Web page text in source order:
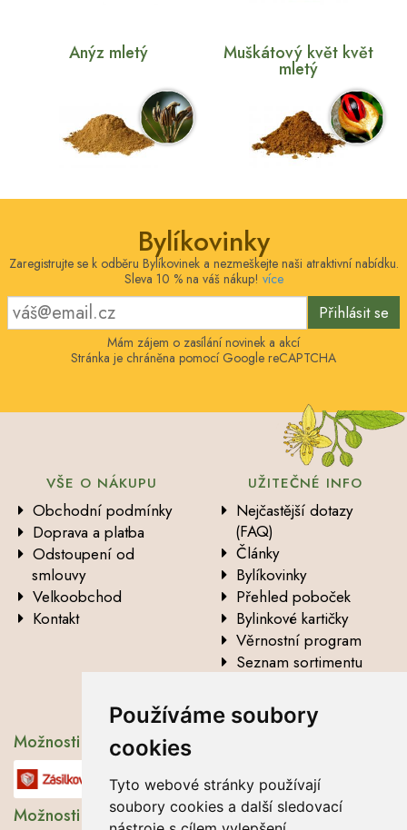
Používáme soubory
cookies
Tyto webové stránky používají
soubory cookies a další sledovací
Anýz mletý Muškátový květ květ
mletý
Bylíkovinky
Zaregistrujte se k odběru Bylíkovinek a nezmeškejte naši atraktivní nabídku.
Sleva 10 % na váš nákup! více
Přihlásit se
Mám zájem o zasílání novinek a akcí
Stránka je chráněna pomocí Google reCAPTCHA
VŠE O NÁKUPU
Obchodní podmínky
Doprava a platba
Odstoupení od
smlouvy
Velkoobchod
Kontakt
UŽITEČNÉ INFO
Nejčastější dotazy
(FAQ)
Články
Bylíkovinky
Přehled poboček
Bylinkové kartičky
Věrnostní program
Seznam sortimentu
údajů
Možnosti dopravy
Možnosti platby